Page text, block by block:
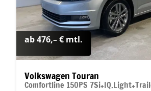
ab 476,– € mtl.
Volkswagen Touran